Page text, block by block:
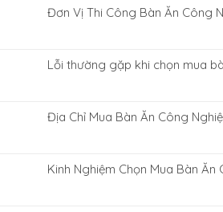
Đơn Vị Thi Công Bàn Ăn Công
Lỗi thường gặp khi chọn mua
Địa Chỉ Mua Bàn Ăn Công
Kinh Nghiệm Chọn Mua Bàn Ăn